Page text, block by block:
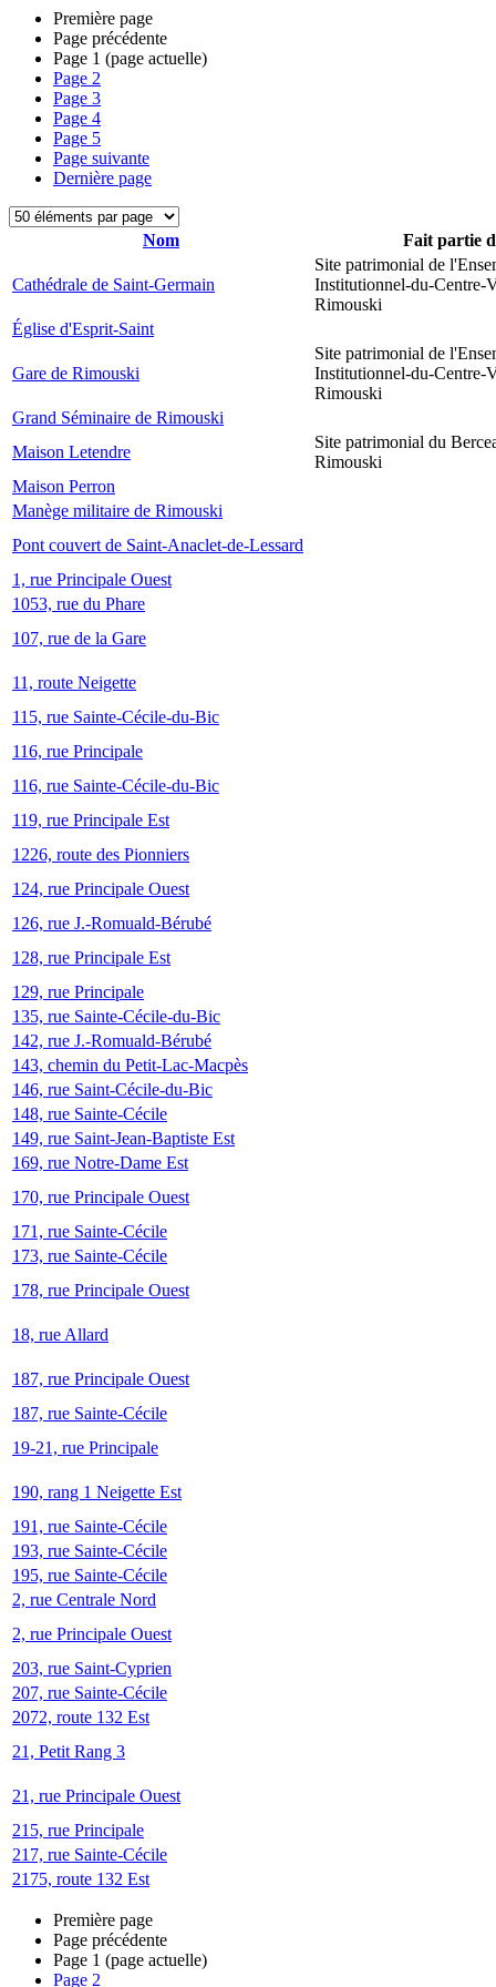
Première page
Page précédente
Page 1 (page actuelle)
Page 2
Page 3
Page 4
Page 5
Page suivante
Dernière page
Nom Fait partie
Cathédrale de Saint-Germain
Site patrimonial de
Institutionnel-du-Centre-
Rimouski
Église d'Esprit-Saint
Gare de Rimouski
Site patrimonial de
Institutionnel-du-Centre-
Rimouski
Grand Séminaire de Rimouski
Maison Letendre
Site patrimonial du
Rimouski
Maison Perron
Manège militaire de Rimouski
Pont couvert de Saint-Anaclet-de-Lessard
1, rue Principale Ouest
1053, rue du Phare
107, rue de la Gare
11, route Neigette
115, rue Sainte-Cécile-du-Bic
116, rue Principale
116, rue Sainte-Cécile-du-Bic
119, rue Principale Est
1226, route des Pionniers
124, rue Principale Ouest
126, rue J.-Romuald-Bérubé
128, rue Principale Est
129, rue Principale
135, rue Sainte-Cécile-du-Bic
142, rue J.-Romuald-Bérubé
143, chemin du Petit-Lac-Macpès
146, rue Saint-Cécile-du-Bic
148, rue Sainte-Cécile
149, rue Saint-Jean-Baptiste Est
169, rue Notre-Dame Est
170, rue Principale Ouest
171, rue Sainte-Cécile
173, rue Sainte-Cécile
178, rue Principale Ouest
18, rue Allard
187, rue Principale Ouest
187, rue Sainte-Cécile
19-21, rue Principale
190, rang 1 Neigette Est
191, rue Sainte-Cécile
193, rue Sainte-Cécile
195, rue Sainte-Cécile
2, rue Centrale Nord
2, rue Principale Ouest
203, rue Saint-Cyprien
207, rue Sainte-Cécile
2072, route 132 Est
21, Petit Rang 3
21, rue Principale Ouest
215, rue Principale
217, rue Sainte-Cécile
2175, route 132 Est
Première page
Page précédente
Page 1 (page actuelle)
Page 2